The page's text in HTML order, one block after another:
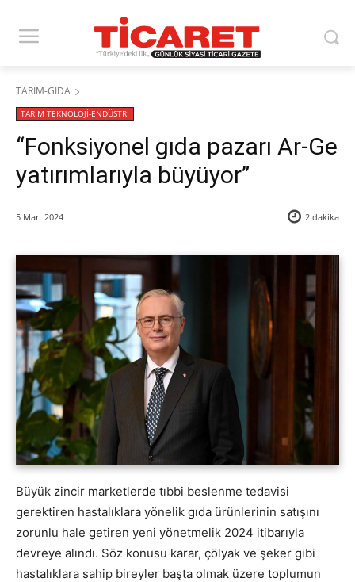
TARIM-GIDA
TARIM TEKNOLOJİ-ENDÜSTRİ
“Fonksiyonel gıda pazarı Ar-Ge
yatırımlarıyla büyüyor”
5 Mart 2024 2 dakika
Büyük zincir marketlerde tıbbi beslenme tedavisi
gerektiren hastalıklara yönelik gıda ürünlerinin satışını
zorunlu hale getiren yeni yönetmelik 2024 itibarıyla
devreye alındı. Söz konusu karar, çölyak ve şeker gibi
hastalıklara sahip bireyler başta olmak üzere toplumun